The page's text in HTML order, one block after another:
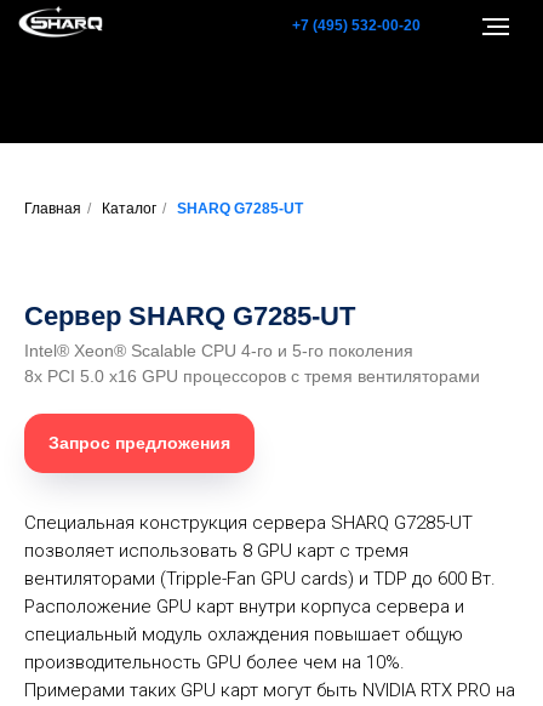
+7 (495) 532-00-20
Главная / Каталог / SHARQ G7285-UT
Сервер SHARQ G7285-UT
Intel® Xeon® Scalable CPU 4-го и 5-го поколения
8x PCI 5.0 x16 GPU процессоров с тремя вентиляторами
Запрос предложения
Специальная конструкция сервера SHARQ G7285-UT
позволяет использовать 8 GPU карт с тремя
вентиляторами (Tripple-Fan GPU cards) и TDP до 600 Вт.
Расположение GPU карт внутри корпуса сервера и
специальный модуль охлаждения повышает общую
производительность GPU более чем на 10%.
Примерами таких GPU карт могут быть NVIDIA RTX PRO на